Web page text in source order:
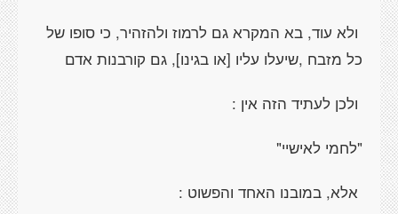
ולא עוד, בא המקרא גם לרמוז ולהזהיר, כי סופו של
כל מזבח ,שיעלו עליו [או בגינו], גם קורבנות אדם
ולכן לעתיד הזה אין :
"לחמי לאישיי"
אלא, במובנו האחד והפשוט :